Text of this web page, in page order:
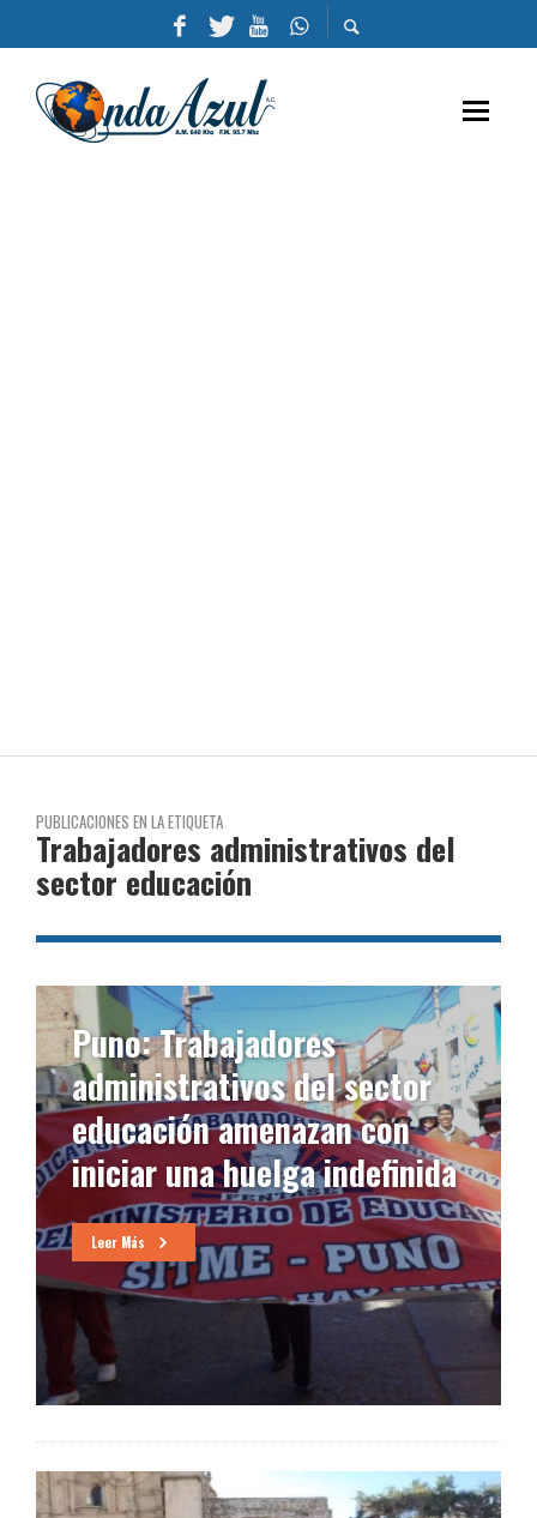
PUBLICACIONES EN LA ETIQUETA
Trabajadores administrativos del
sector educación
Puno: Trabajadores
administrativos del sector
educación amenazan con
iniciar una huelga indefinida
Leer Más